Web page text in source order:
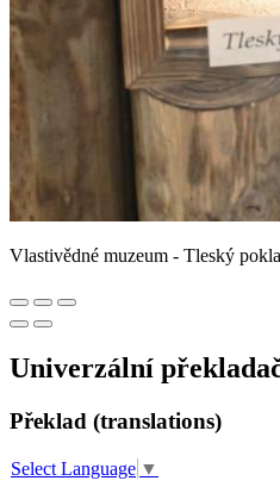
Vlastivědné muzeum - Tleský
Univerzální
Překlad (translations)
Select Language ▼